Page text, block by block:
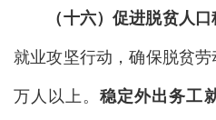
（十六）促进脱贫人口
就业攻坚行动，确保脱贫
万人以上。稳定外出务工